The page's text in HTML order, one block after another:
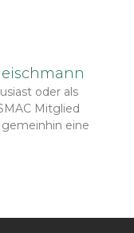
oder als
Mitglied
gemeinhin eine